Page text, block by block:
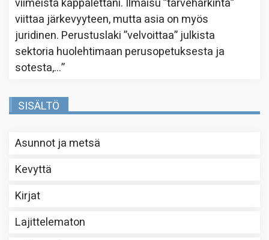
viimeistä kappalettani. Ilmaisu ”tarveharkinta”
viittaa järkevyyteen, mutta asia on myös
juridinen. Perustuslaki ”velvoittaa” julkista
sektoria huolehtimaan perusopetuksesta ja
sotesta,…”
SISÄLTÖ
Asunnot ja metsä
Kevyttä
Kirjat
Lajittelematon